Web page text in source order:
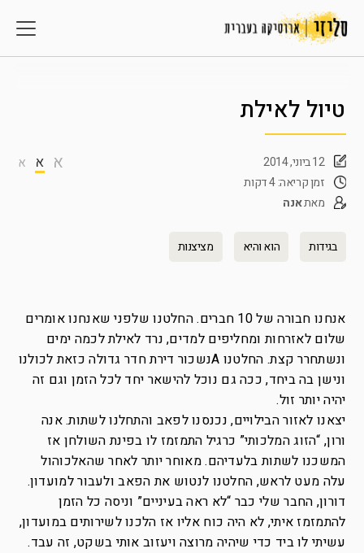
טיול לאילת
א א א
12 ביוני, 2014
זמן קריאה: 4 דקות
מאתאנה
בגידות הוא והיא מציצנות
אנחנו חבורה של 10 חברים. החלטנו שלפני שאנחנו אומרים
שלום לאזרחות ומחליפים למדים, נרד לאילת לכמה ימים
ונשתחרר קצת. החלטנו Aנשכור דירת חדר גדולה כזאת לכולנו
ונישן בה ביחד, ככה גם נוכל להישאר יחד לכל הזמן וגם זה
יהיה יותר זול.
יצאנו לאזור הבילויים, נכנסנו לפאב והתחלנו לשתות. אנה
ורון, “הזוג המלכותי” כרגיל התמזמז לו בפינת השולחן אז
המשכנו לשתות בלעדיהם. מאוחר יותר לאחר שהאלכוהול
עלה מעט לראש, החלטנו לנטוש את הפאב ולעבור למועדון.
דורון, החבר שלי כבר “לא ראה בעיניים” וניסה כל הזמן
להתמזמז איתי, לא היה כוח אליו אז הלכנו לשירותים במועדון,
עשיתי לו ביד כדי שיהיה מרוצה ויעזוב אותי בשקט, זה עבד.